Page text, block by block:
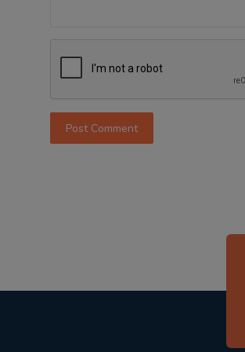
Post Comment